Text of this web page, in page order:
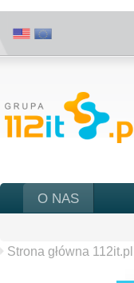
O NAS
Strona główna 112it.pl